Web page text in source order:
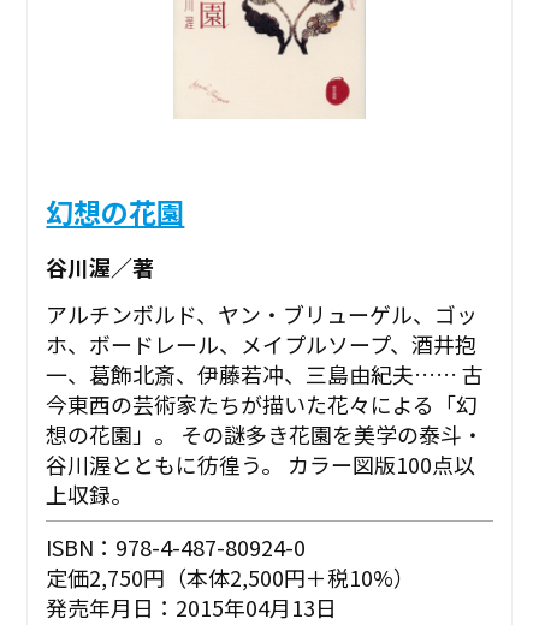
幻想の花園
谷川渥／著
アルチンボルド、ヤン・ブリューゲル、ゴッ
ホ、ボードレール、メイプルソープ、酒井抱
一、葛飾北斎、伊藤若冲、三島由紀夫…… 古
今東西の芸術家たちが描いた花々による「幻
想の花園」。 その謎多き花園を美学の泰斗・
谷川渥とともに彷徨う。 カラー図版100点以
上収録。
ISBN：978-4-487-80924-0
定価2,750円（本体2,500円＋税10%）
発売年月日：2015年04月13日